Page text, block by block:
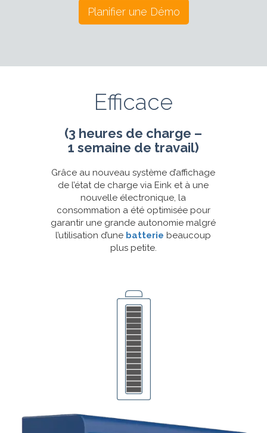
Planifier une Démo
Efficace
(3 heures de charge –
1 semaine de travail)
Grâce au nouveau système d’affichage
de l’état de charge via Eink et à une
nouvelle électronique, la
consommation a été optimisée pour
garantir une grande autonomie malgré
l’utilisation d’une batterie beaucoup
plus petite.